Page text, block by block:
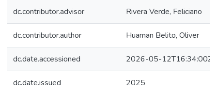
dc.contributor.advisor Rivera Verde, Feliciano
dc.contributor.author Huaman Belito, Oliver
dc.date.accessioned 2026-05-12T16:34:00Z
dc.date.issued 2025